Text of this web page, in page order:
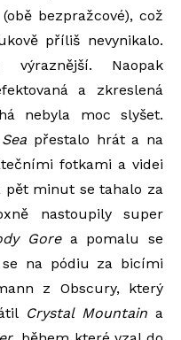
bezpražcové), což
příliš nevynikalo.
Naopak
a zkreslená
nebyla moc slyšet.
přestalo hrát a na
fotkami a videi
pět minut se tahalo za
nastoupily super
Gorea pomalu se
na pódiu za bicími
z Obscury, který
Crystal Mountain a